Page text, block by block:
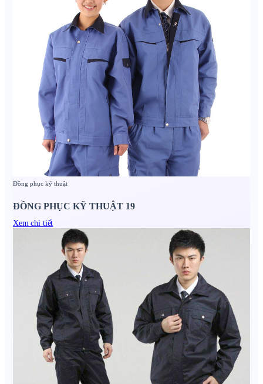
Đồng phục kỹ thuật
ĐỒNG PHỤC KỸ THUẬT 19
Xem chi tiết